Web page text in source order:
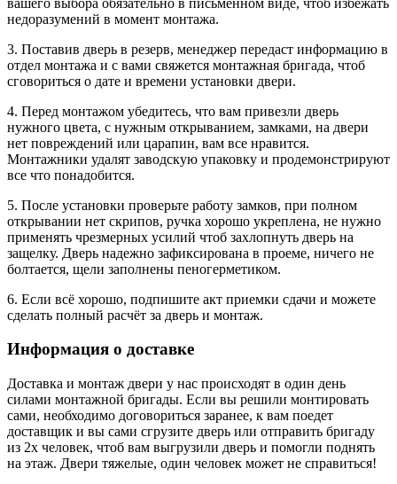
недоразумений в момент монтажа.
3. Поставив дверь в резерв, менеджер передаст информацию в
отдел монтажа и с вами свяжется монтажная бригада, чтоб
сговориться о дате и времени установки двери.
4. Перед монтажом убедитесь, что вам привезли дверь
нужного цвета, с нужным открыванием, замками, на двери
нет повреждений или царапин, вам все нравится.
Монтажники удалят заводскую упаковку и продемонстрируют
все что понадобится.
5. После установки проверьте работу замков, при полном
открывании нет скрипов, ручка хорошо укреплена, не нужно
применять чрезмерных усилий чтоб захлопнуть дверь на
защелку. Дверь надежно зафиксирована в проеме, ничего не
болтается, щели заполнены пеногерметиком.
6. Если всё хорошо, подпишите акт приемки сдачи и можете
сделать полный расчёт за дверь и монтаж.
Информация о доставке
Доставка и монтаж двери у нас происходят в один день
силами монтажной бригады. Если вы решили монтировать
сами, необходимо договориться заранее, к вам поедет
доставщик и вы сами сгрузите дверь или отправить бригаду
из 2х человек, чтоб вам выгрузили дверь и помогли поднять
на этаж. Двери тяжелые, один человек может не справиться!